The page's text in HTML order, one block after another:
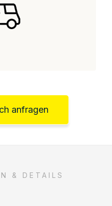
anfragen
& DETAILS